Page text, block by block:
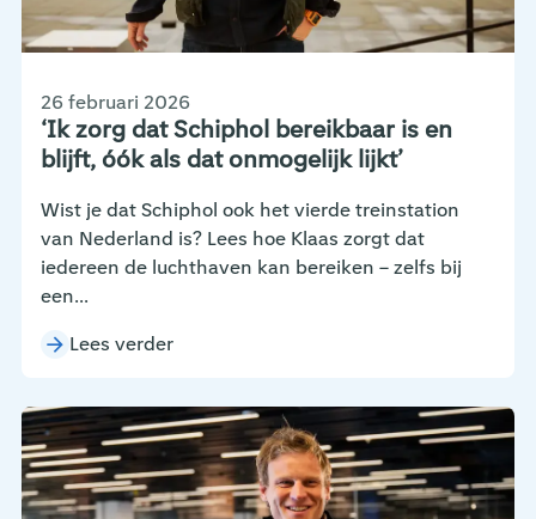
‘Ik zorg dat Schiphol bereikbaar is en
blijft, óók als dat onmogelijk lijkt’
26 februari 2026
Wist je dat Schiphol ook het vierde treinstation
van Nederland is? Lees hoe Klaas zorgt dat
iedereen de luchthaven kan bereiken – zelfs bij
een...
Lees verder